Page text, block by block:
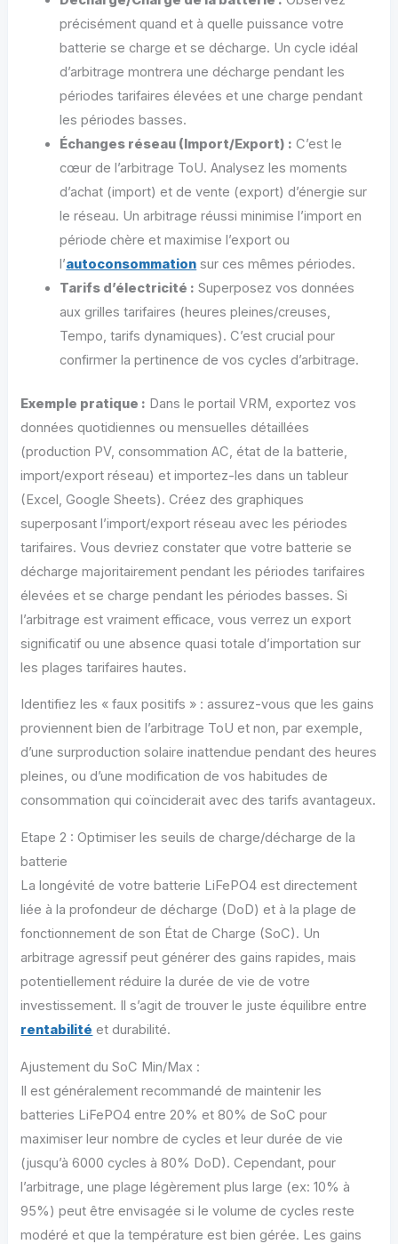
précisément quand et à quelle puissance votre
batterie se charge et se décharge. Un cycle idéal
d’arbitrage montrera une décharge pendant les
périodes tarifaires élevées et une charge pendant
les périodes basses.
Échanges réseau (Import/Export) : C’est le
cœur de l’arbitrage ToU. Analysez les moments
d’achat (import) et de vente (export) d’énergie sur
le réseau. Un arbitrage réussi minimise l’import en
période chère et maximise l’export ou
l’autoconsommation sur ces mêmes périodes.
Tarifs d’électricité : Superposez vos données
aux grilles tarifaires (heures pleines/creuses,
Tempo, tarifs dynamiques). C’est crucial pour
confirmer la pertinence de vos cycles d’arbitrage.
Exemple pratique : Dans le portail VRM, exportez vos
données quotidiennes ou mensuelles détaillées
(production PV, consommation AC, état de la batterie,
import/export réseau) et importez-les dans un tableur
(Excel, Google Sheets). Créez des graphiques
superposant l’import/export réseau avec les périodes
tarifaires. Vous devriez constater que votre batterie se
décharge majoritairement pendant les périodes tarifaires
élevées et se charge pendant les périodes basses. Si
l’arbitrage est vraiment efficace, vous verrez un export
significatif ou une absence quasi totale d’importation sur
les plages tarifaires hautes.
Identifiez les « faux positifs » : assurez-vous que les gains
proviennent bien de l’arbitrage ToU et non, par exemple,
d’une surproduction solaire inattendue pendant des heures
pleines, ou d’une modification de vos habitudes de
consommation qui coïnciderait avec des tarifs avantageux.
Etape 2 : Optimiser les seuils de charge/décharge de la
batterie
La longévité de votre batterie LiFePO4 est directement
liée à la profondeur de décharge (DoD) et à la plage de
fonctionnement de son État de Charge (SoC). Un
arbitrage agressif peut générer des gains rapides, mais
potentiellement réduire la durée de vie de votre
investissement. Il s’agit de trouver le juste équilibre entre
rentabilité et durabilité.
Ajustement du SoC Min/Max :
Il est généralement recommandé de maintenir les
batteries LiFePO4 entre 20% et 80% de SoC pour
maximiser leur nombre de cycles et leur durée de vie
(jusqu’à 6000 cycles à 80% DoD). Cependant, pour
l’arbitrage, une plage légèrement plus large (ex: 10% à
95%) peut être envisagée si le volume de cycles reste
modéré et que la température est bien gérée. Les gains